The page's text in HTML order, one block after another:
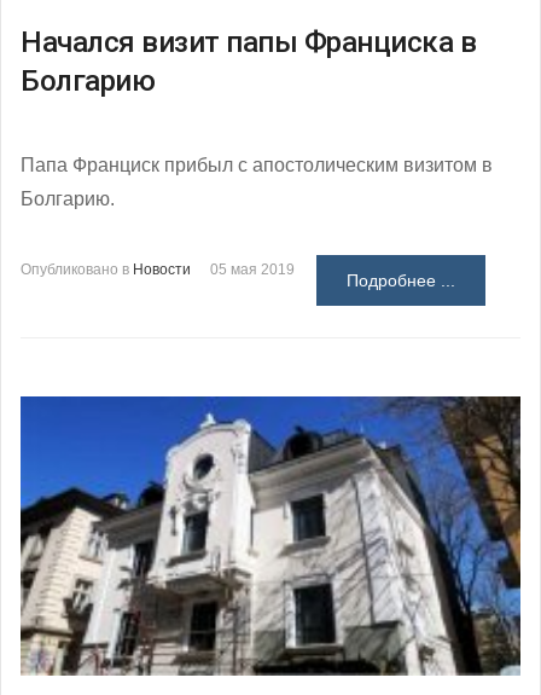
Начался визит папы Франциска в
Болгарию
Папа Франциск прибыл с апостолическим визитом в
Болгарию.
Опубликовано в Новости 05 мая 2019
Подробнее ...